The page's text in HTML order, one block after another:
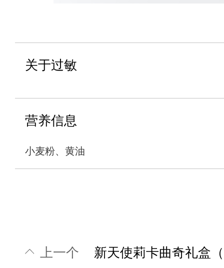
关于过敏
营养信息
小麦粉、黄油
上一个 新天使莉卡曲奇礼盒